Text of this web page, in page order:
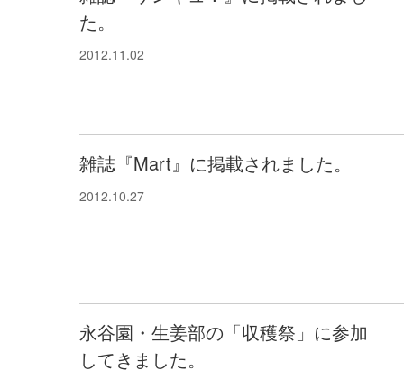
た。
2012.11.02
雑誌『Mart』に掲載されました。
2012.10.27
永谷園・生姜部の「収穫祭」に参加
してきました。